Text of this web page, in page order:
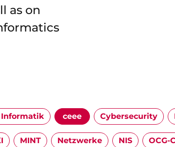
as on
Informatik ceee Cybersecurity
MINT Netzwerke NIS OCG-